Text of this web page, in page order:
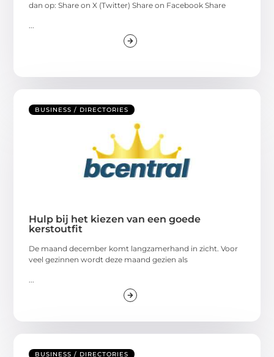
dan op: Share on X (Twitter) Share on Facebook Share
BUSINESS / DIRECTORIES
Hulp bij het kiezen van een goede
kerstoutfit
De maand december komt langzamerhand in zicht. Voor
veel gezinnen wordt deze maand gezien als
BUSINESS / DIRECTORIES